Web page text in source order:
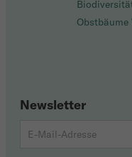
Obstbäume
Newsletter